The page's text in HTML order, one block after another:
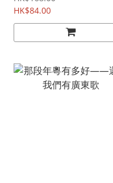
HK$84.00